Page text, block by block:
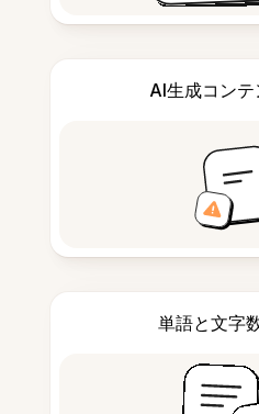
AI生成コンテ
単語と文字